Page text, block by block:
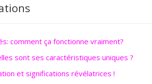
comment ça fonctionne vraiment?
sont ses caractéristiques uniques ?
et significations révélatrices !